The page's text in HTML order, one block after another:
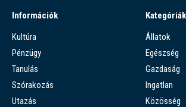
Információk
Kultúra
Pénzügy
Tanulás
Szórakozás
Utazás
Kategóriák
Állatok
Egészség
Gazdaság
Ingatlan
Közösség